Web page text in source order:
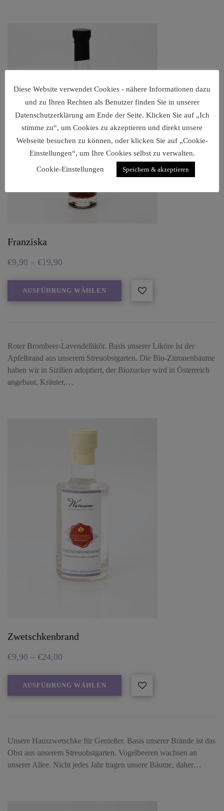
Franziska
€9,90 – €19,90
AUSFÜHRUNG WÄHLEN
Roter Brombeer-Lavendellikör. Basis unserer Liköre ist der
Apfelbrand aus unserem Streuobstgarten. Die Bio-Zitronenbäume
haben wir in Sizilien adoptiert, der Biozucker wird in Österreich
angebaut. Kräuter,…
Zwetschkenbrand
€9,90 – €24,00
AUSFÜHRUNG WÄHLEN
Unsere Hauszwetschke für Genießer. Basis unserer Brände ist das
Obst aus unserem Streuobstgarten. Vogelbeeren wachsen an
unserer Allee. Nicht jedes Jahr tragen unsere Bäume, daher…
Diese Website verwendet Cookies - nähere Informationen dazu
und zu Ihren Rechten als Benutzer finden Sie in unserer
Datenschutzerklärung am Ende der Seite. Klicken Sie auf „Ich
stimme zu“, um Cookies zu akzeptieren und direkt unsere
Webseite besuchen zu können, oder klicken Sie auf „Cookie-
Einstellungen“, um Ihre Cookies selbst zu verwalten.
Cookie-Einstellungen
Speichern & akzeptieren